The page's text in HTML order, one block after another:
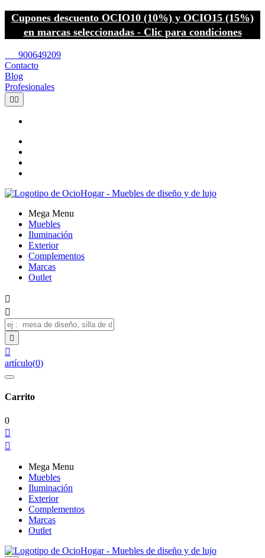
Cupones descuento OCIO10 (10%) y OCIO15 (15%)
en marcas seleccionadas - Clic para condiciones
900649209
Contacto
Blog
Profesionales
 
Mega Menu
Muebles
Iluminación
Exterior
Complementos
Marcas
Outlet




artículo(0)
Carrito
0


Mega Menu
Muebles
Iluminación
Exterior
Complementos
Marcas
Outlet